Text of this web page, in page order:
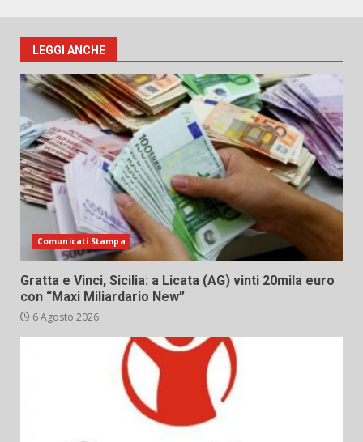
LEGGI ANCHE
Comunicati Stampa
Gratta e Vinci, Sicilia: a Licata (AG) vinti 20mila euro
con “Maxi Miliardario New”
6 Agosto 2026